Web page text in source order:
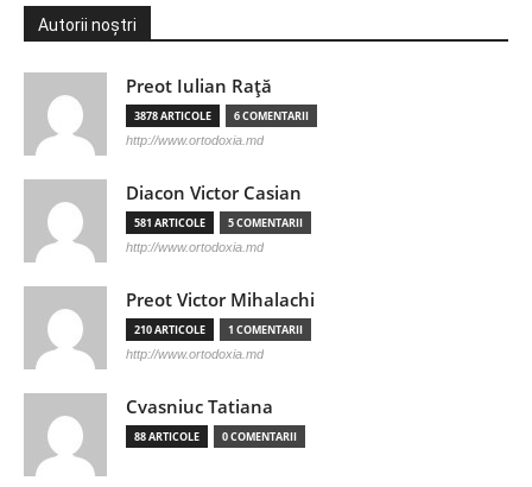
Autorii noștri
Preot Iulian Raţă
3878 ARTICOLE 6 COMENTARII
http://www.ortodoxia.md
Diacon Victor Casian
581 ARTICOLE 5 COMENTARII
http://www.ortodoxia.md
Preot Victor Mihalachi
210 ARTICOLE 1 COMENTARII
http://www.ortodoxia.md
Cvasniuc Tatiana
88 ARTICOLE 0 COMENTARII